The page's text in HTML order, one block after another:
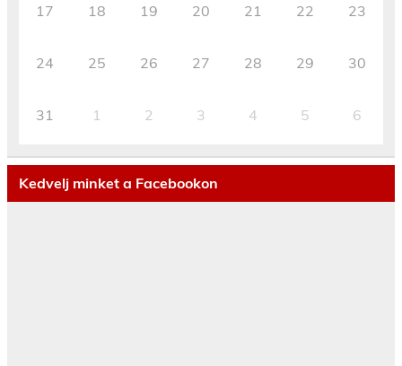
17 18 19 20 21 22 23
24 25 26 27 28 29 30
31 1 2 3 4 5 6
Kedvelj minket a Facebookon